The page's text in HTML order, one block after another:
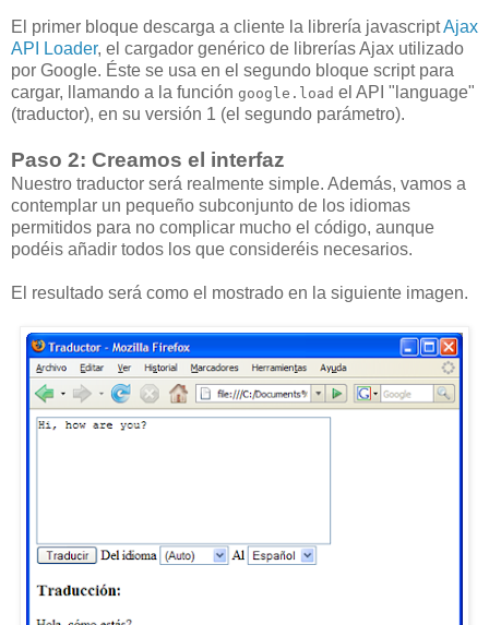
El primer bloque descarga a cliente la librería javascriptAjax
API Loader, el cargador genérico de librerías Ajax utilizado
por Google. Éste se usa en el segundo bloque script para
cargar, llamando a la función google.load el API "language"
(traductor), en su versión 1 (el segundo parámetro).
Paso 2: Creamos el interfaz
Nuestro traductor será realmente simple. Además, vamos a
contemplar un pequeño subconjunto de los idiomas
permitidos para no complicar mucho el código, aunque
podéis añadir todos los que consideréis necesarios.
El resultado será como el mostrado en la siguiente imagen.